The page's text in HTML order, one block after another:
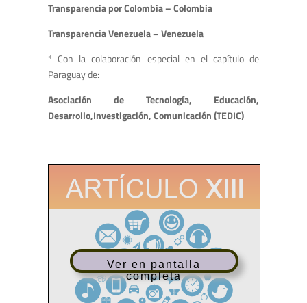
Transparencia por Colombia – Colombia
Transparencia Venezuela – Venezuela
* Con la colaboración especial en el capítulo de
Paraguay de:
Asociación de Tecnología, Educación,
Desarrollo,Investigación, Comunicación (TEDIC)
Ver en pantalla
completa